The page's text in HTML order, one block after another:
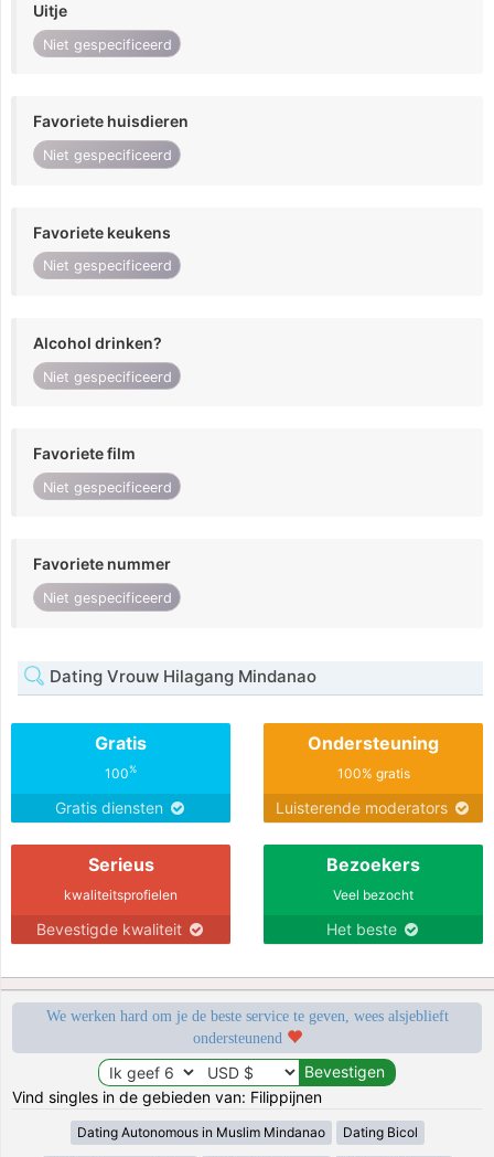
Uitje
Niet gespecificeerd
Favoriete huisdieren
Niet gespecificeerd
Favoriete keukens
Niet gespecificeerd
Alcohol drinken?
Niet gespecificeerd
Favoriete film
Niet gespecificeerd
Favoriete nummer
Niet gespecificeerd
Dating Vrouw Hilagang Mindanao
Gratis
100%
Gratis diensten
Ondersteuning
100% gratis
Luisterende moderators
Serieus
kwaliteitsprofielen
Bevestigde kwaliteit
Bezoekers
Veel bezocht
Het beste
We werken hard om je de beste service te geven, wees alsjeblieft
ondersteunend
Vind singles in de gebieden van: Filippijnen
Dating Autonomous in Muslim Mindanao Dating Bicol